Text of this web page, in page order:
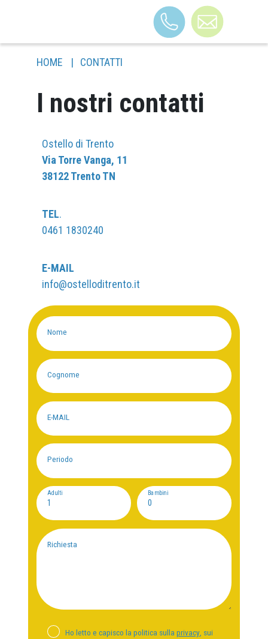
B&B TRENTO
CAMERE
FAQ
BLOG
LAVORA CON NOI
NOLEGGIO SALE
HOME | CONTATTI
I nostri contatti
Ostello di Trento
Via Torre Vanga, 11
38122 Trento TN
TEL.
0461 1830240
E-MAIL
info@ostelloditrento.it
Nome
Cognome
E-MAIL
Periodo
Adulti Bambini
Richiesta
Ho letto e capisco la politica sulla privacy, sui